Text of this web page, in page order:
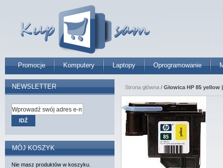
Promocje Komputery Laptopy Oprogramowanie
Strona główna / Głowica HP 85 yellow
NEWSLETTER
IDŹ
MÓJ KOSZYK
Nie masz produktów w koszyku.